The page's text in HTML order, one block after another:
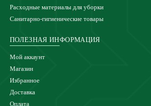
Расходные материалы для уборки
Санитарно-гигиенические товары
ПОЛЕЗНАЯ ИНФОРМАЦИЯ
Мой аккаунт
Магазин
Избранное
Доставка
Оплата